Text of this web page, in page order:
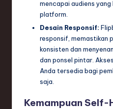
mencapai audiens
platform.
Desain Responsif:
responsif, memastikan
konsisten dan
dan ponsel pintar.
Anda tersedia bagi
saja.
Kemampuan Self-